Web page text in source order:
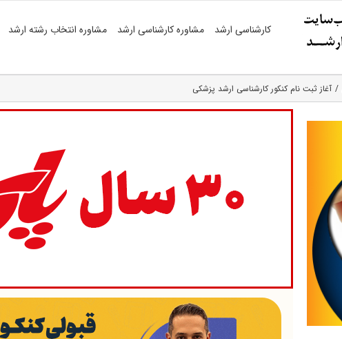
کارشناسی ارشد مشاوره کارشناسی ارشد مشاوره انتخاب رشته ارشد
آغاز ثبت نام کنکور کارشناسی ارشد پزشکی